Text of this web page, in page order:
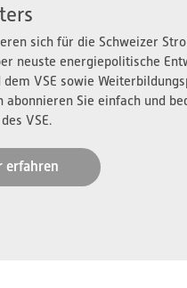
sich für die Schweizer
neuste energiepolitische
dem VSE sowie
abonnieren Sie einfach und
VSE.
erfahren